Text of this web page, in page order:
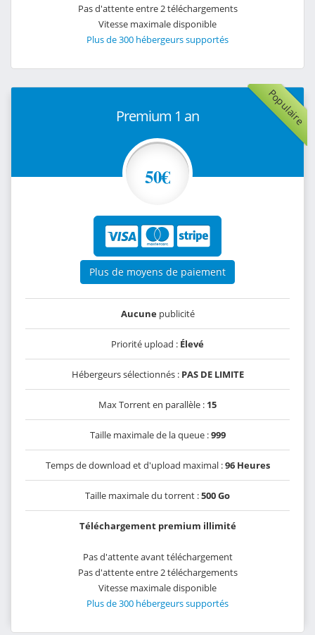
Pas d'attente entre 2 téléchargements
Vitesse maximale disponible
Plus de 300 hébergeurs supportés
Populaire
Premium 1 an
50€
Plus de moyens de paiement
Aucunepublicité
Priorité upload : Élevé
Hébergeurs sélectionnés : PAS DE LIMITE
Max Torrent en parallèle : 15
Taille maximale de la queue :999
Temps de download et d'upload maximal :96 Heures
Taille maximale du torrent :500 Go
Téléchargement premium illimité
Pas d'attente avant téléchargement
Pas d'attente entre 2 téléchargements
Vitesse maximale disponible
Plus de 300 hébergeurs supportés